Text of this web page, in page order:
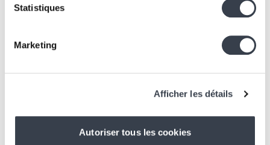
Statistiques
Marketing
Afficher les détails
Autoriser tous les cookies
About
Blog
Tools
2A, Rue Belliard,
1040 Bruxelles,
Industries